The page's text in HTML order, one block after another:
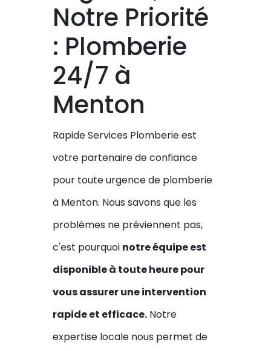
Notre Priorité
: Plomberie
24/7 à
Menton
Rapide Services Plomberie est
votre partenaire de confiance
pour toute urgence de plomberie
à Menton. Nous savons que les
problèmes ne préviennent pas,
c'est pourquoi notre équipe est
disponible à toute heure pour
vous assurer une intervention
rapide et efficace. Notre
expertise locale nous permet de